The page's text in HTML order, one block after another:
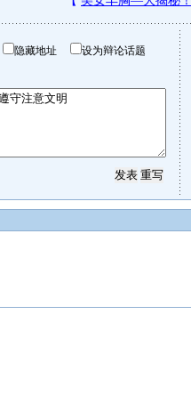
隐藏地址 设为辩论话题